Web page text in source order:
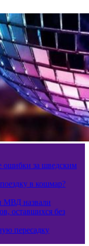
ошибки за шведским
в кошмар?
МВД назвали
оставшихся без
пересадку